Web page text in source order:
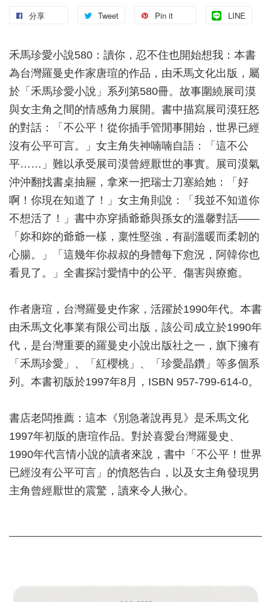
分享 Tweet Pin it LINE
禾馬珍愛小說580：讀你，忍不住也開始想我：本書
為台灣羅曼史作家唐瑄的作品，由禾馬文化出版，屬
於「禾馬珍愛小說」系列第580冊。故事圍繞展司漠
與女主角之間的情感角力展開。書中描寫展司漠狂怒
的對話：「不公平！從你插手管閒事開始，世界已經
沒有公平可言。」女主角失神喃喃自語：「這不公
平……」難以承受展司漠曾經厭世的事實。展司漠氣
沖沖翻找書桌抽屜，拿來一把瑞士刀塞給她：「好
啊！你現在知道了！」女主角則說：「我並不知道你
不想活了！」書中亦穿插爺爺與孫女的溫馨對話——
「妳和妳的爺爺一樣，稟性堅強，有副溫暖而柔韌的
心腸。」「這幾年你叔叔的身體每下愈況，阿韓你也
看見了。」全書探討愛情中的公平、傷害與療癒。
作者唐瑄，台灣羅曼史作家，活躍於1990年代。本書
由禾馬文化事業有限公司出版，該公司成立於1990年
代，是台灣重要的羅曼史小說出版社之一，旗下擁有
「禾馬珍愛」、「紅櫻桃」、「珍愛晶鑽」等多個系
列。本書初版於1997年8月，ISBN 957-799-614-0。
書店老闆推薦：這本《別急著說再見》是禾馬文化
1997年初版的唐瑄作品。對於喜愛台灣羅曼史、
1990年代言情小說的讀者來說，書中「不公平！世界
已經沒有公平可言」的憤怒告白，以及女主角發現男
主角曾經厭世的震驚，讀來令人揪心。